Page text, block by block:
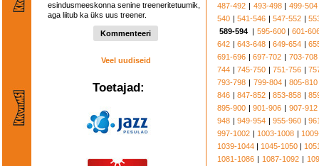
esindusmeeskonna senine treeneritetuumik,
aga liitub ka üks uus treener.
Kommenteeri
Veel uudiseid
Toetajad:
487-492 | 493-498| 499-504
540 |541-546 |547-552 |
589-594 | 595-600|601-
642 |643-648 |649-654 |
691-696 |697-702 | 703-708
744 |745-750 |751-756 |
793-798 | 799-804| 805-810
846 |847-852 |853-858 |
895-900 |901-906 | 907-912
948 |949-954 |955-960 |
997-1002 | 1003-1008 |
1039-1044 | 1045-1050 |
1081-1086 | 1087-1092 |